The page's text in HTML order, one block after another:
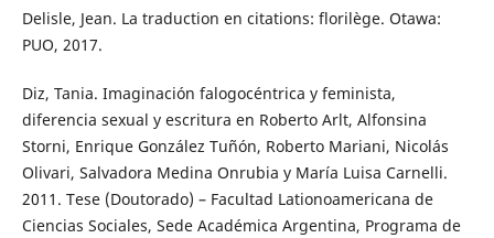
Delisle, Jean. La traduction en citations: florilège. Otawa:
PUO, 2017.
Diz, Tania. Imaginación falogocéntrica y feminista,
diferencia sexual y escritura en Roberto Arlt, Alfonsina
Storni, Enrique González Tuñón, Roberto Mariani, Nicolás
Olivari, Salvadora Medina Onrubia y María Luisa Carnelli.
2011. Tese (Doutorado) – Facultad Lationoamericana de
Ciencias Sociales, Sede Académica Argentina, Programa de